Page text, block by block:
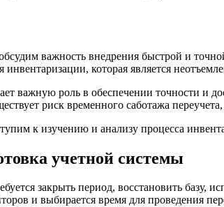
важность внедрения быстрой и
инвентаризации, которая является
важную роль в обеспечении точности и
риск временного саботажа
к изучению и анализу процесса
учетной системы
закрыть период, восстановить базу,
и выбирается время для проведения